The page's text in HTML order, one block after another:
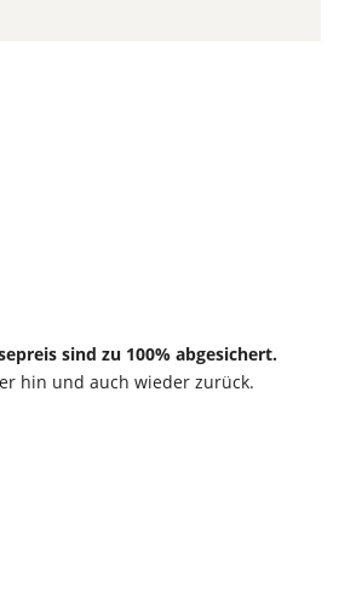
sind zu 100% abgesichert.
hin und auch wieder zurück.